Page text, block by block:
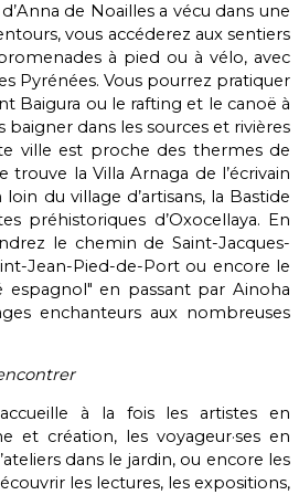
de Noailles a vécu dans une
vous accéderez aux sentiers
à pied ou à vélo, avec
Pyrénées. Vous pourrez pratiquer
Baigura ou le rafting et le canoë à
baigner dans les sources et rivières
ville est proche des thermes de
trouve la Villa Arnaga de l’écrivain
du village d’artisans, la Bastide
préhistoriques d’Oxocellaya. En
le chemin de Saint-Jacques-
Jean-Pied-de-Port ou encore le
espagnol" en passant par Ainoha
enchanteurs aux nombreuses
à la fois les artistes en
et création, les voyageur·ses en
dans le jardin, ou encore les
les lectures, les expositions,